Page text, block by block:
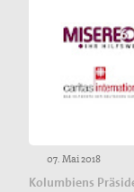
07. Mai 2018
Kolumbiens